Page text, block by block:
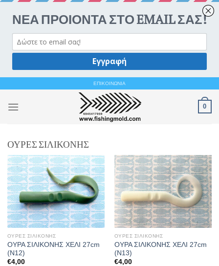
content
ΕΠΙΚΟΙΝΩΝΙΑ
0
ΟΥΡΕΣ ΣΙΛΙΚΟΝΗΣ
ΟΥΡΕΣ ΣΙΛΙΚΟΝΗΣ
ΟΥΡΑ ΣΙΛΙΚΟΝΗΣ ΧΕΛΙ 27cm
(Ν12)
€4,00
ΟΥΡΕΣ ΣΙΛΙΚΟΝΗΣ
ΟΥΡΑ ΣΙΛΙΚΟΝΗΣ ΧΕΛΙ 27cm
(Ν13)
€4,00